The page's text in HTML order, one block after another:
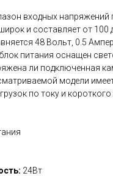
входных напряжений
и составляет от 100
48 Вольт, 0.5
питания оснащен
ли подключенная
модели
по току и
24Вт